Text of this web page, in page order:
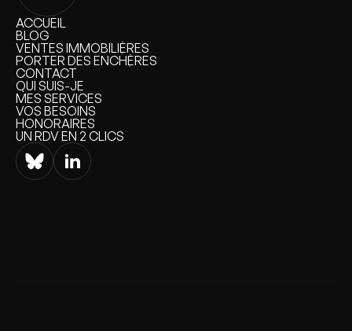
ACCUEIL
ACCUEIL
BLOG
BLOG
VENTES IMMOBILIÈRES
VENTES IMMOBILIÈRES
PORTER DES ENCHÈRES
PORTER DES ENCHÈRES
CONTACT
CONTACT
QUI SUIS-JE
QUI SUIS-JE
MES SERVICES
MES SERVICES
VOS BESOINS
VOS BESOINS
HONORAIRES
HONORAIRES
UN RDV EN 2 CLICS
UN RDV EN 2 CLICS